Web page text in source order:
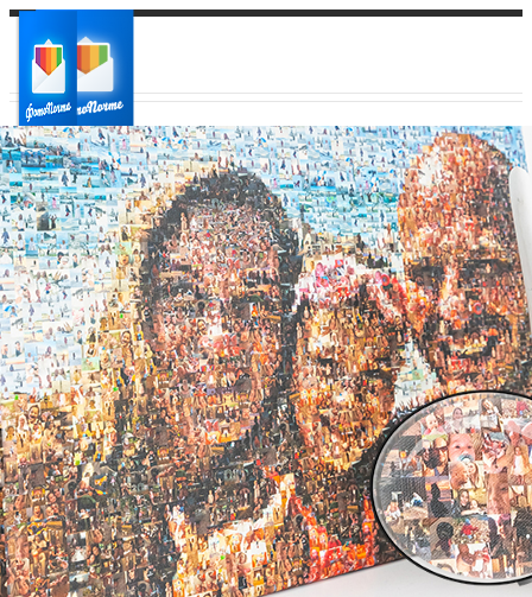
Ваш город:
Ваш регион доставки
Выберите из списка: